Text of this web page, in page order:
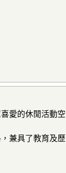
愛的休閒活動空
兼具了教育及歷